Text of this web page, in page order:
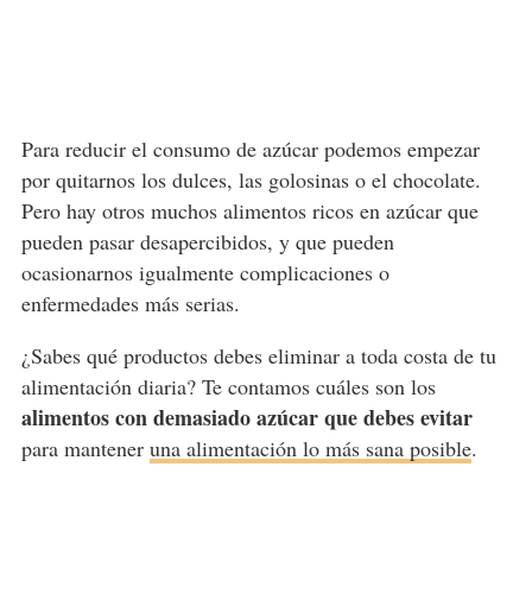
Para reducir el consumo de azúcar podemos empezar
por quitarnos los dulces, las golosinas o el chocolate.
Pero hay otros muchos alimentos ricos en azúcar que
pueden pasar desapercibidos, y que pueden
ocasionarnos igualmente complicaciones o
enfermedades más serias.
¿Sabes qué productos debes eliminar a toda costa de tu
alimentación diaria? Te contamos cuáles son los
alimentos con demasiado azúcar que debes evitar
para mantener una alimentación lo más sana posible.